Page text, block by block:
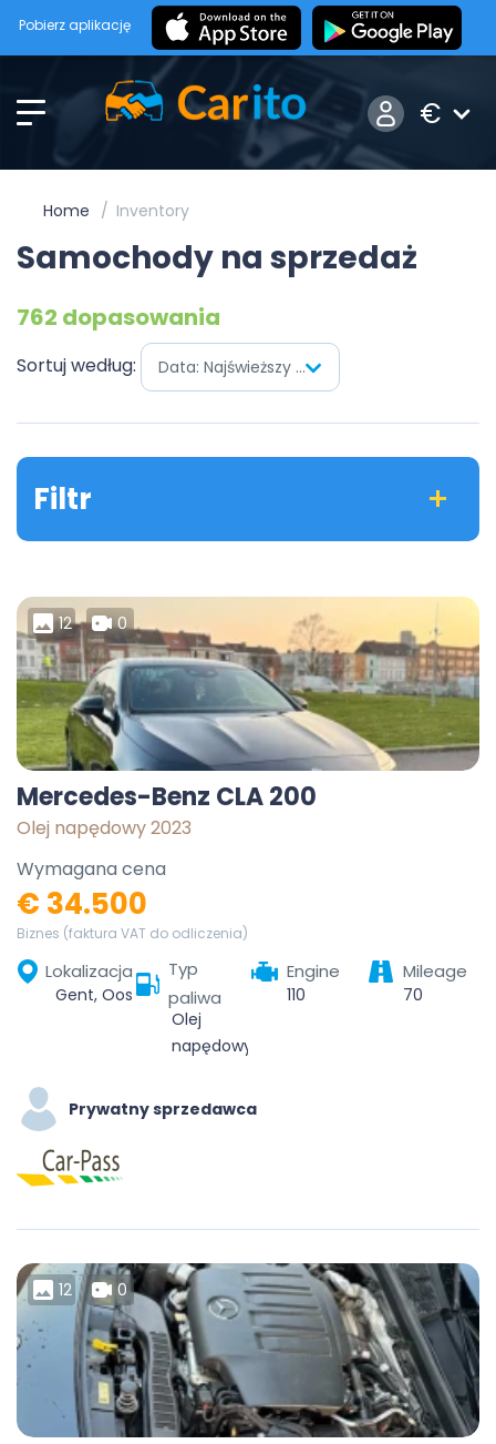
Pobierz aplikację
€
Home Inventory
Samochody na sprzedaż
762 dopasowania
Sortuj według: Data: Najświeższy pierwszy
Filtr
12 0
Mercedes-Benz CLA 200
Olej napędowy 2023
Wymagana cena
€ 34.500
Biznes (faktura VAT do odliczenia)
Lokalizacja
Gent, Oost-Vlaanderen, Vlaanderen, België
Typ
paliwa
Olej
napędowy
Engine
110
Mileage
70
Prywatny sprzedawca
12 0